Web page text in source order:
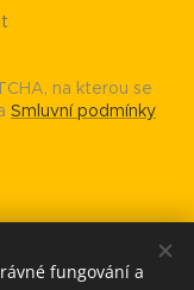
na kterou se
Smluvní podmínky
fungování a